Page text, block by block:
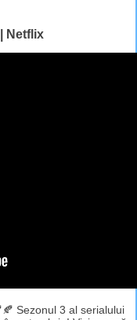
Netflix
Sezonul 3 al serialului